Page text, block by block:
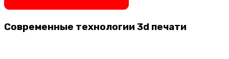
Современные технологии 3d печати